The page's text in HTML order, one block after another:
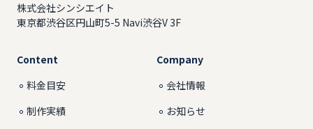
株式会社シンシエイト
東京都渋谷区円山町5-5 Navi渋谷V 3F
Content
料金目安
制作実績
Company
会社情報
お知らせ